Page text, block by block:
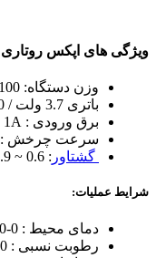
ویژگی های اپکس روتاری VRN مدل DM 1 :
وزن دستگاه: 100 گرم
باتری 3.7 ولت / 1050 میلی آمپر ساعت
برق ورودی : DC 5.0 V 1A
سرعت چرخش : 800-150 دور در دقیقه
گشتاور : 0.6 ~ 3.9 N• cm
شرایط عملیات:
دمای محیط : 0-40 درجه سانتی گراد
رطوبت نسبی : RH 85%-10